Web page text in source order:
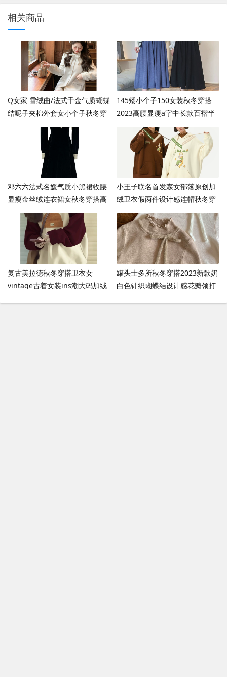
相关商品
Q女家 雪绒曲/法式千金气质蝴蝶
结呢子夹棉外套女小个子秋冬穿
145矮小个子150女装秋冬穿搭
2023高腰显瘦a字中长款百褶半
邓六六法式名媛气质小黑裙收腰
显瘦金丝绒连衣裙女秋冬穿搭高
级感
小王子联名首发森女部落原创加
绒卫衣假两件设计感连帽秋冬穿
搭潮
复古美拉德秋冬穿搭卫衣女
vintage古着女装ins潮大码加绒
罐头士多所秋冬穿搭2023新款奶
白色针织蝴蝶结设计感花瓣领打